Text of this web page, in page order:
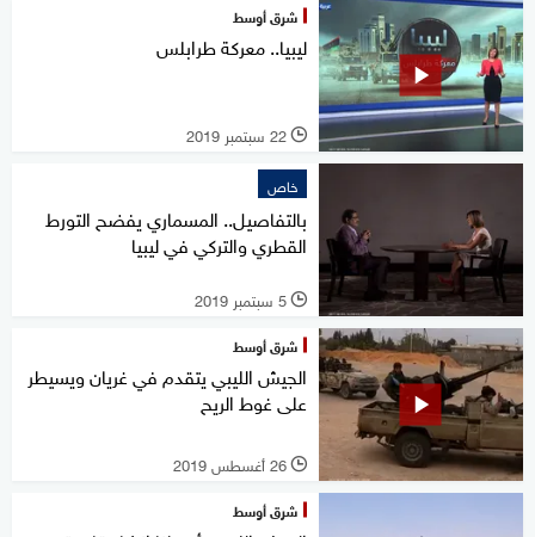
شرق أوسط
ليبيا.. معركة طرابلس
l 22 سبتمبر 2019
خاص
بالتفاصيل.. المسماري يفضح التورط
القطري والتركي في ليبيا
l 5 سبتمبر 2019
شرق أوسط
الجيش الليبي يتقدم في غريان ويسيطر
على غوط الريح
l 26 أغسطس 2019
شرق أوسط